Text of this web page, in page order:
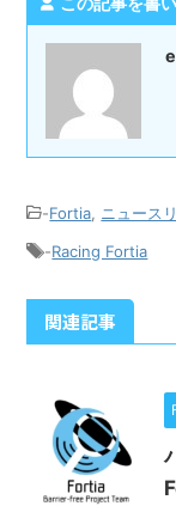
-Fortia
ニュース
-Racing Fortia
関連記事